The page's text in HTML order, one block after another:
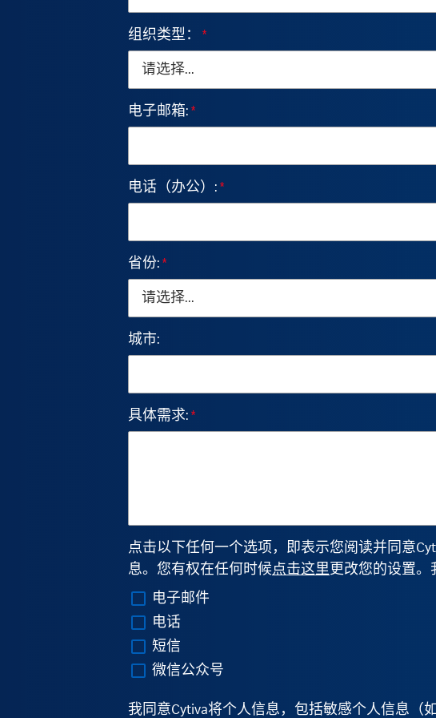
*
组织类型：
*
电子邮箱:
*
电话（办公）:
*
省份:
城市:
*
具体需求:
点击以下任何一个选项，即表示您阅读并同意
息。您有权在任何时候点击这里更改您的设置。
电子邮件
电话
短信
微信公众号
我同意Cytiva将个人信息，包括敏感个人信息（